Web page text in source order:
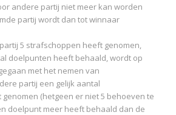
andere partij niet meer kan worden
partij wordt dan tot winnaar
5 strafschoppen heeft genomen,
doelpunten heeft behaald, wordt op
met het nemen van
partij een gelijk aantal
(hetgeen er niet 5 behoeven te
doelpunt meer heeft behaald dan de